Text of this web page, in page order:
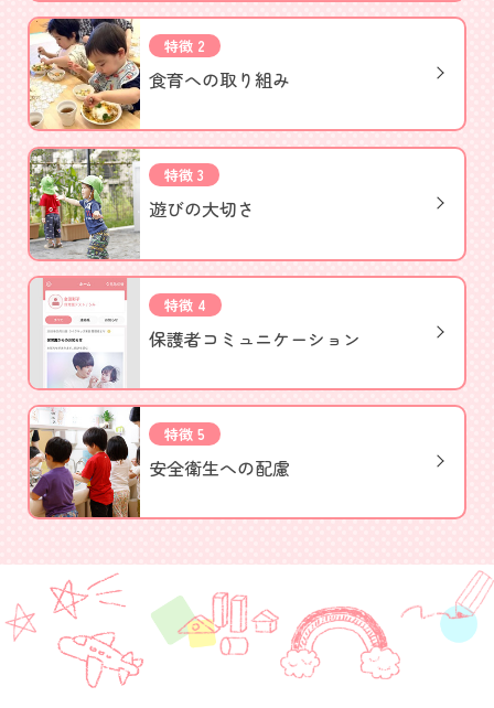
特徴 2
食育への取り組み
特徴 3
遊びの大切さ
特徴 4
保護者コミュニケーション
特徴 5
安全衛生への配慮